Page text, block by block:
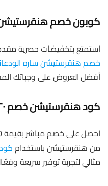
كوبون خصم
استمتع بتخفيضات حصرية
خصم هنقرستيشن ساره
أفضل العروض على وجباتك
كود هنقرستيشن خصم ٢٠ ريال
من هنقرستيشن باستخدام
مثالي لتجربة توفير سريعة